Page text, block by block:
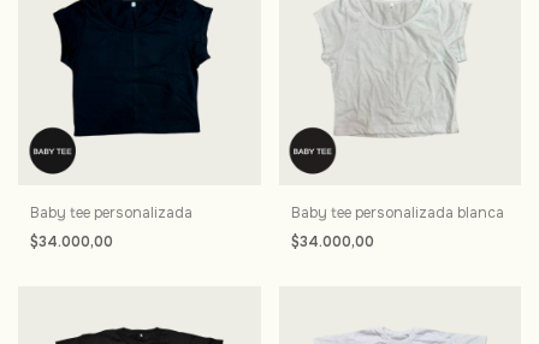
Baby tee personalizada
$34.000,00
Baby tee personalizada blanca
$34.000,00